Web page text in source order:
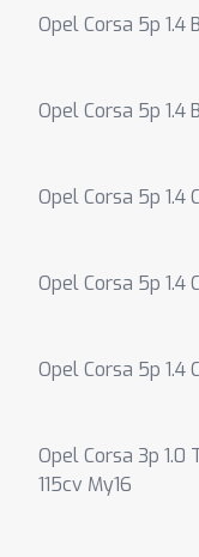
Opel Corsa 5p 1.4
Opel Corsa 5p 1.4
Opel Corsa 5p 1.4
Opel Corsa 5p 1.4
Opel Corsa 5p 1.4
Opel Corsa 3p 1.0
115cv My16